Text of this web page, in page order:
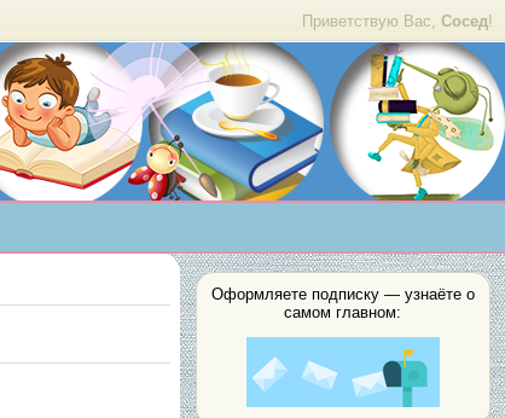
Приветствую Вас, Сосед!
Оформляете подписку — узнаёте о
самом главном: